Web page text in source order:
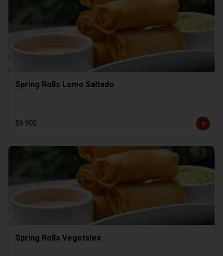
Spring Rolls Lomo Saltado
$6.900
Spring Rolls Vegetales